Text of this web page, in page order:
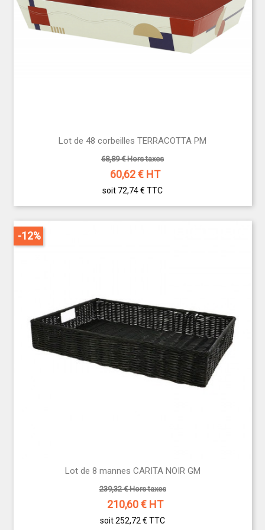
Lot de 48 corbeilles TERRACOTTA PM
68,89 € Hors taxes
60,62€ HT
soit 72,74 € TTC
Lot de 8 mannes CARITA NOIR GM
239,32 € Hors taxes
210,60€ HT
soit 252,72 € TTC
-12%